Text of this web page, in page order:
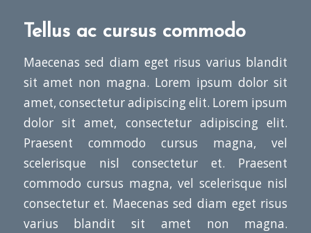
Tellus ac cursus commodo
Maecenas sed diam eget risus varius blandit
sit amet non magna. Lorem ipsum dolor sit
amet, consectetur adipiscing elit. Lorem ipsum
dolor sit amet, consectetur adipiscing elit.
Praesent commodo cursus magna, vel
scelerisque nisl consectetur et. Praesent
commodo cursus magna, vel scelerisque nisl
consectetur et. Maecenas sed diam eget risus
varius blandit sit amet non magna.